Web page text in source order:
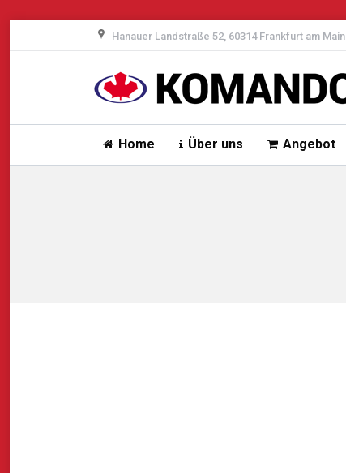
Hanauer Landstraße 52, 60314 Frankfurt am Main
Home Über uns Angebot